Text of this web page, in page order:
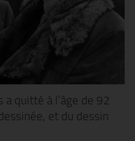
quitté à l’âge de 92
et du dessin